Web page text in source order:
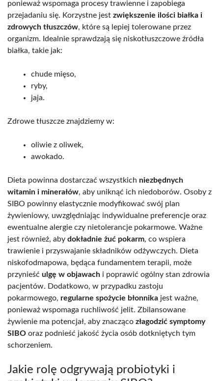
ponieważ wspomaga procesy trawienne i zapobiega
przejadaniu się. Korzystne jest zwiększenie ilości białka i
zdrowych tłuszczów, które są lepiej tolerowane przez
organizm. Idealnie sprawdzają się niskotłuszczowe źródła
białka, takie jak:
chude mięso,
ryby,
jaja.
Zdrowe tłuszcze znajdziemy w:
oliwie z oliwek,
awokado.
Dieta powinna dostarczać wszystkich niezbędnych
witamin i minerałów, aby uniknąć ich niedoborów. Osoby z
SIBO powinny elastycznie modyfikować swój plan
żywieniowy, uwzględniając indywidualne preferencje oraz
ewentualne alergie czy nietolerancje pokarmowe. Ważne
jest również, aby dokładnie żuć pokarm, co wspiera
trawienie i przyswajanie składników odżywczych. Dieta
niskofodmapowa, będąca fundamentem terapii, może
przynieść ulgę w objawach i poprawić ogólny stan zdrowia
pacjentów. Dodatkowo, w przypadku zastoju
pokarmowego, regularne spożycie błonnika jest ważne,
ponieważ wspomaga ruchliwość jelit. Zbilansowane
żywienie ma potencjał, aby znacząco złagodzić symptomy
SIBO oraz podnieść jakość życia osób dotkniętych tym
schorzeniem.
Jakie rolę odgrywają probiotyki i